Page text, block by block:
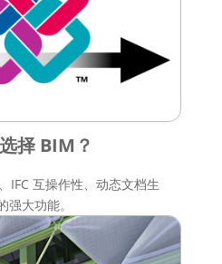
择 BIM？
IFC 互操作性、动态文档生
大功能。